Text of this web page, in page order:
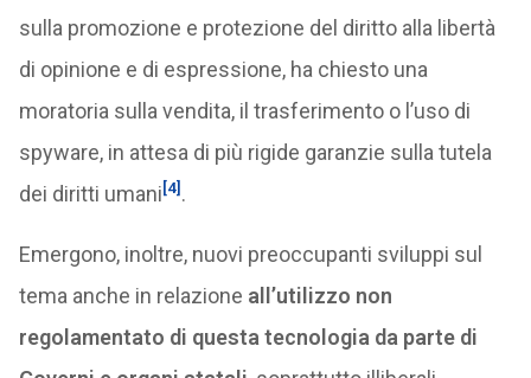
sulla promozione e protezione del diritto alla libertà
di opinione e di espressione, ha chiesto una
moratoria sulla vendita, il trasferimento o l’uso di
spyware, in attesa di più rigide garanzie sulla tutela
dei diritti umani[4] .
Emergono, inoltre, nuovi preoccupanti sviluppi sul
tema anche in relazione all’utilizzo non
regolamentato di questa tecnologia da parte di